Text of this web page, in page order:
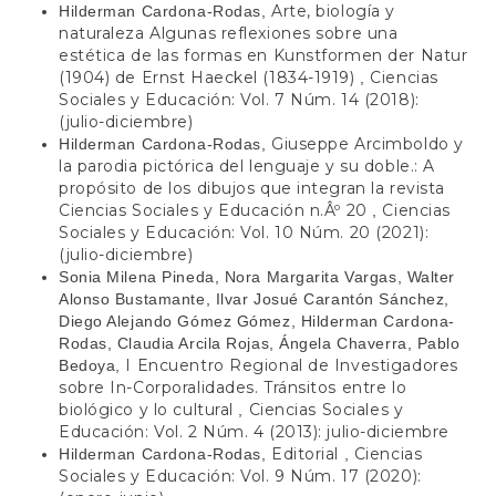
Hilderman Cardona-Rodas, Arte, biología y
naturaleza Algunas reflexiones sobre una
estética de las formas en Kunstformen der Natur
(1904) de Ernst Haeckel (1834-1919)
Ciencias
Sociales y Educación: Vol. 7 Núm. 14 (2018):
(julio-diciembre)
Hilderman Cardona-Rodas, Giuseppe Arcimboldo y
la parodia pictórica del lenguaje y su doble.: A
propósito de los dibujos que integran la revista
Ciencias Sociales y Educación n.Âº 20
Ciencias
Sociales y Educación: Vol. 10 Núm. 20 (2021):
(julio-diciembre)
Sonia Milena Pineda, Nora Margarita Vargas, Walter
Alonso Bustamante, Ilvar Josué Carantón Sánchez,
Diego Alejando Gómez Gómez, Hilderman Cardona-
Rodas, Claudia Arcila Rojas, Ángela Chaverra, Pablo
Bedoya, I Encuentro Regional de Investigadores
sobre In-Corporalidades. Tránsitos entre lo
biológico y lo cultural
Ciencias Sociales y
Educación: Vol. 2 Núm. 4 (2013): julio-diciembre
Hilderman Cardona-Rodas, Editorial
Ciencias
Sociales y Educación: Vol. 9 Núm. 17 (2020):